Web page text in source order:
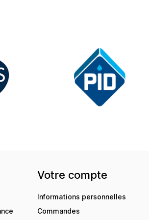
Votre compte
Informations personnelles
Commandes